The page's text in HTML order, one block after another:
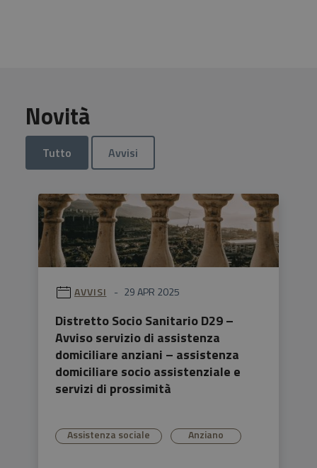
Novità
Tutto Avvisi
AVVISI 29 APR 2025
Distretto Socio Sanitario D29 –
Avviso servizio di assistenza
domiciliare anziani – assistenza
domiciliare socio assistenziale e
servizi di prossimità
Assistenza sociale Anziano